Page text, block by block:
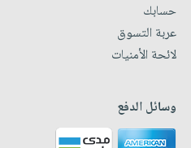
حسابك
عربة التسوق
لائحة الأمنيات
وسائل الدفع